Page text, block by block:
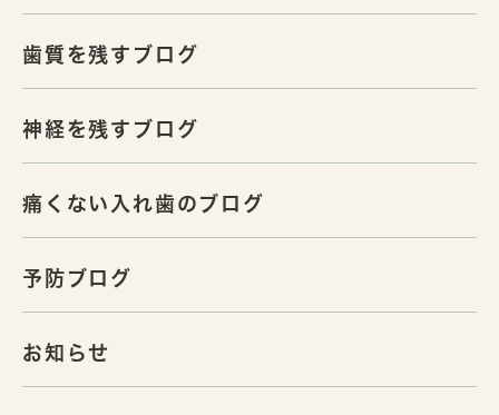
歯質を残すブログ
神経を残すブログ
痛くない入れ歯のブログ
予防ブログ
お知らせ